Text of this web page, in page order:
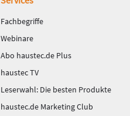
Fachbegriffe
Webinare
Abo haustec.de Plus
haustec TV
Leserwahl: Die besten Produkte
haustec.de Marketing Club